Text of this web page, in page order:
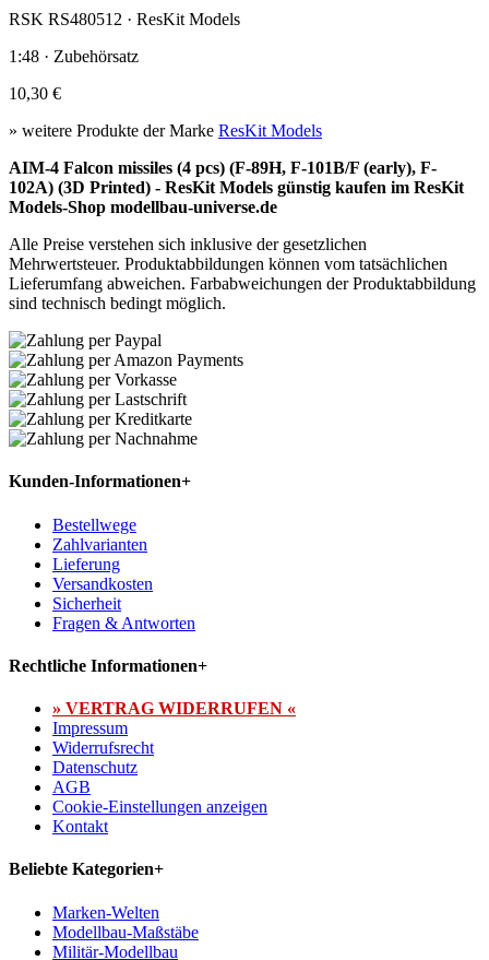
RSK RS480512 · ResKit Models
1:48 · Zubehörsatz
10,30 €
» weitere Produkte der Marke ResKit Models
AIM-4 Falcon missiles (4 pcs) (F-89H, F-101B/F (early), F-
102A) (3D Printed) - ResKit Models günstig kaufen im ResKit
Models-Shop modellbau-universe.de
Alle Preise verstehen sich inklusive der gesetzlichen
Mehrwertsteuer. Produktabbildungen können vom tatsächlichen
Lieferumfang abweichen. Farbabweichungen der Produktabbildung
sind technisch bedingt möglich.
Kunden-Informationen+
Bestellwege
Zahlvarianten
Lieferung
Versandkosten
Sicherheit
Fragen & Antworten
Rechtliche Informationen+
» VERTRAG WIDERRUFEN «
Impressum
Widerrufsrecht
Datenschutz
AGB
Cookie-Einstellungen anzeigen
Kontakt
Beliebte Kategorien+
Marken-Welten
Modellbau-Maßstäbe
Militär-Modellbau